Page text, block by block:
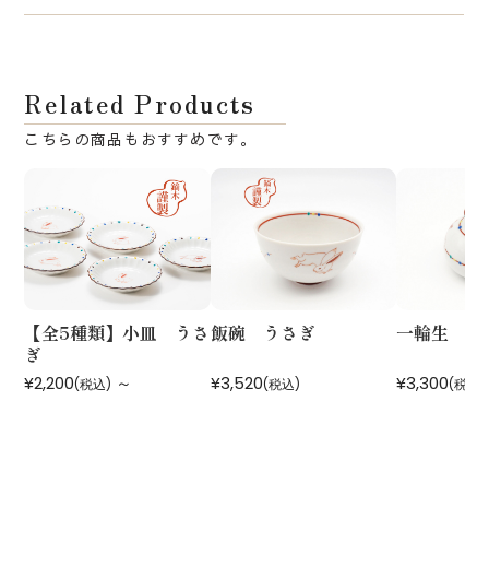
Related Products
【全5種類】小皿 うさ
ぎ
¥2,200(税込) ～
飯碗 うさぎ
¥3,520(税込)
一輪生 う
¥3,300(税込)